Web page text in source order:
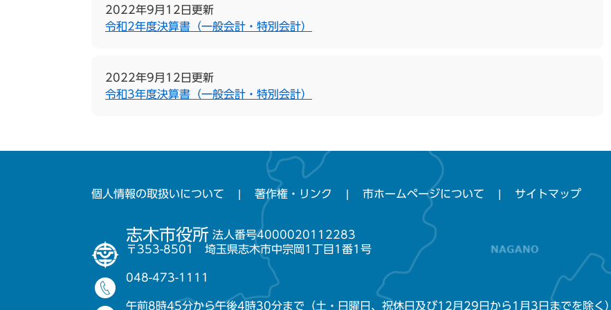
2022年9月12日更新
令和2年度決算書（一般会計・特別会計）
2022年9月12日更新
令和3年度決算書（一般会計・特別会計）
個人情報の取扱いについて 著作権・リンク 市ホームページについて サイトマップ
志木市役所 法人番号4000020112283
〒353-8501 埼玉県志木市中宗岡1丁目1番1号
048-473-1111
午前8時45分から午後4時30分まで（土・日曜日、祝休日及び12月29日から1月3日までを除く）